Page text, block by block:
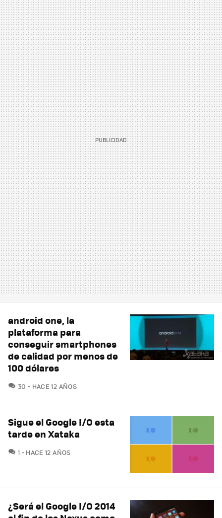
android one, la
plataforma para
conseguir smartphones
de calidad por menos de
100 dólares
30 COMENTARIOS
HACE 12 AÑOS
Sigue el Google I/O esta
tarde en Xataka
1 COMENTARIOS
HACE 12 AÑOS
¿Será el Google I/O 2014